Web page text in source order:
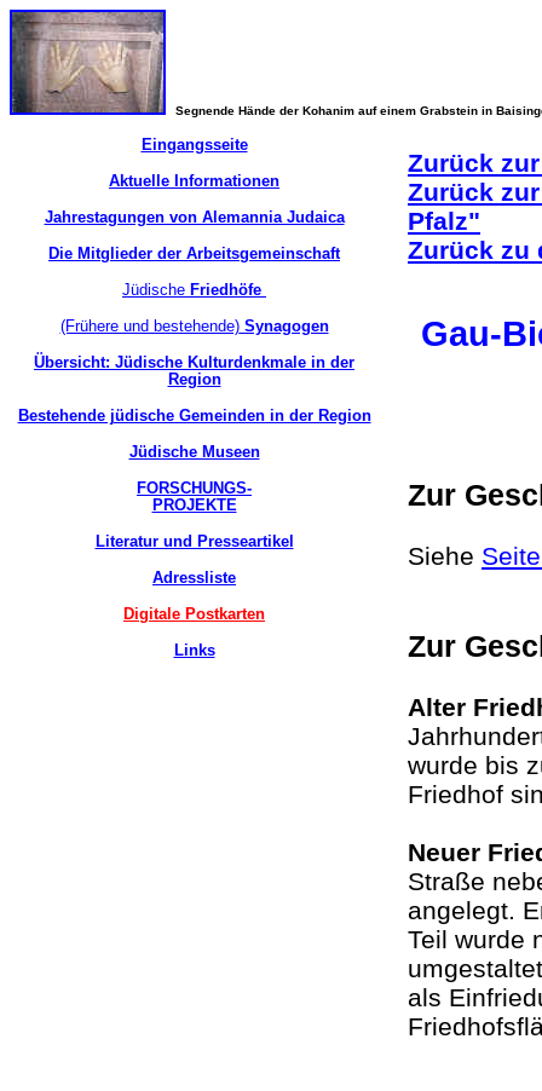
Segnende Hände der Kohanim auf einem Grabstein in
Eingangsseite
Aktuelle Informationen
Jahrestagungen von Alemannia Judaica
Die Mitglieder der Arbeitsgemeinschaft
Jüdische Friedhöfe
(Frühere und bestehende)Synagogen
Übersicht: Jüdische Kulturdenkmale in der
Region
Bestehende jüdische Gemeinden in der Region
Jüdische Museen
FORSCHUNGS-
PROJEKTE
Literatur und Presseartikel
Adressliste
Digitale Postkarten
Links
Zurück
Zurück
Pfalz"
Zurück zu
Gau-
Zur
Siehe
Zur
Alter
wurde bis
Friedhof
Neuer
Straße
angelegt.
Teil wurde
als